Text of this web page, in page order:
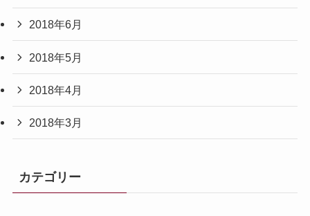
2018年6月
2018年5月
2018年4月
2018年3月
カテゴリー